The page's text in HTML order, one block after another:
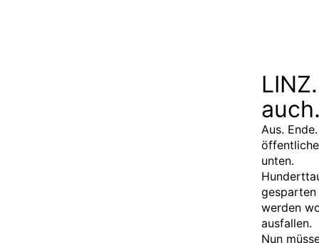
Aus.
unten.
gesparten
werden
ausfallen.
Nun